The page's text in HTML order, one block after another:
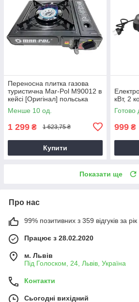
Переносна плитка газова
туристична Mar-Pol M90012 в
кейсі [Оригінал] польська
Менше 10 од.
1 299 ₴ 1 623,75 ₴
Купити
кВт, 2
Готово
999 ₴
Показати ще
Про нас
99% позитивних з 359 відгуків за рік
Працює з 28.02.2020
м. Львів
Під Голоском, 24, Львів, Україна
Контакти
Сьогодні вихідний